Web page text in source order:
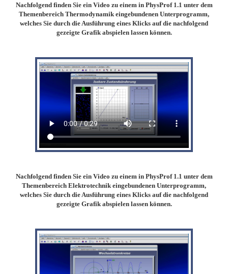
Nachfolgend finden Sie ein Video zu einem in PhysProf 1.1 unter dem
Themenbereich Thermodynamik eingebundenen Unterprogramm,
welches Sie durch die Ausführung eines Klicks auf die nachfolgend
gezeigte Grafik abspielen lassen können.
Nachfolgend finden Sie ein Video zu einem in PhysProf 1.1 unter dem
Themenbereich Elektrotechnik eingebundenen Unterprogramm,
welches Sie durch die Ausführung eines Klicks auf die nachfolgend
gezeigte Grafik abspielen lassen können.